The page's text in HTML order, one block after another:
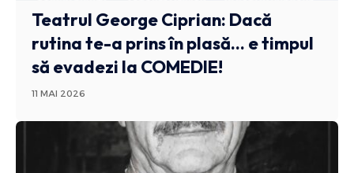
Teatrul George Ciprian: Dacă
rutina te-a prins în plasă… e timpul
să evadezi la COMEDIE!
11 MAI 2026